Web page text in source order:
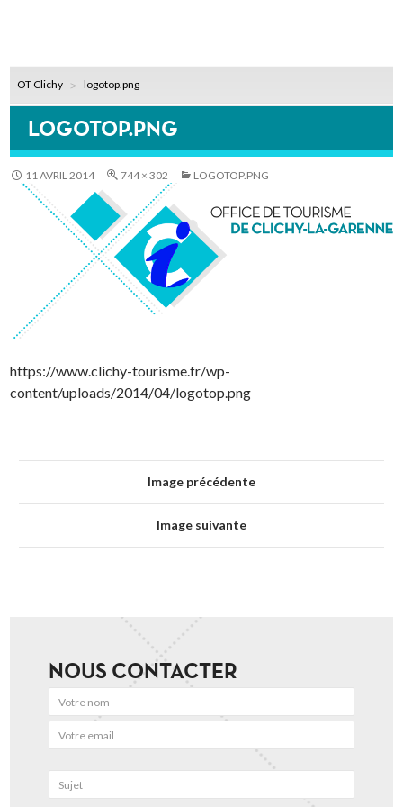
OT Clichy logotop.png
LOGOTOP.PNG
11 AVRIL 2014 744 × 302 LOGOTOP.PNG
https://www.clichy-tourisme.fr/wp-
content/uploads/2014/04/logotop.png
Image précédente
Image suivante
NOUS CONTACTER